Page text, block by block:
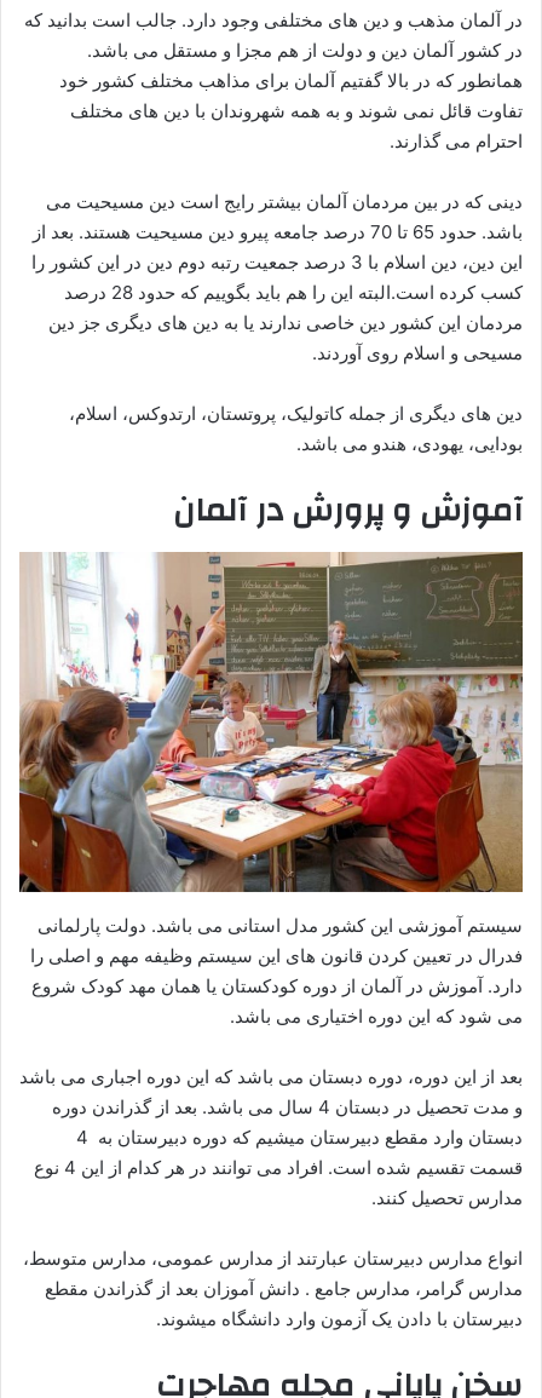
در آلمان مذهب و دین های مختلفی وجود دارد. جالب است بدانید که
در کشور آلمان دین و دولت از هم مجزا و مستقل می باشد.
همانطور که در بالا گفتیم آلمان برای مذاهب مختلف کشور خود
تفاوت قائل نمی شوند و به همه شهروندان با دین های مختلف
احترام می گذارند.
دینی که در بین مردمان آلمان بیشتر رایج است دین مسیحیت می
باشد. حدود 65 تا 70 درصد جامعه پیرو دین مسیحیت هستند. بعد از
این دین، دین اسلام با 3 درصد جمعیت رتبه دوم دین در این کشور را
کسب کرده است.البته این را هم باید بگوییم که حدود 28 درصد
مردمان این کشور دین خاصی ندارند یا به دین های دیگری جز دین
مسیحی و اسلام روی آوردند.
دین های دیگری از جمله کاتولیک، پروتستان، ارتدوکس، اسلام،
بودایی، یهودی، هندو می باشد.
آموزش و پرورش در آلمان
سیستم آموزشی این کشور مدل استانی می باشد. دولت پارلمانی
فدرال در تعیین کردن قانون های این سیستم وظیفه مهم و اصلی را
دارد. آموزش در آلمان از دوره کودکستان یا همان مهد کودک شروع
می شود که این دوره اختیاری می باشد.
بعد از این دوره، دوره دبستان می باشد که این دوره اجباری می باشد
و مدت تحصیل در دبستان 4 سال می باشد. بعد از گذراندن دوره
دبستان وارد مقطع دبیرستان میشیم که دوره دبیرستان به 4
قسمت تقسیم شده است. افراد می توانند در هر کدام از این 4 نوع
مدارس تحصیل کنند.
انواع مدارس دبیرستان عبارتند از مدارس عمومی، مدارس متوسط،
مدارس گرامر، مدارس جامع . دانش آموزان بعد از گذراندن مقطع
دبیرستان با دادن یک آزمون وارد دانشگاه میشوند.
سخن پایانی مجله مهاجرت